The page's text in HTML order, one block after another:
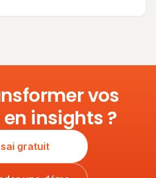
vos
insights ?
gratuit